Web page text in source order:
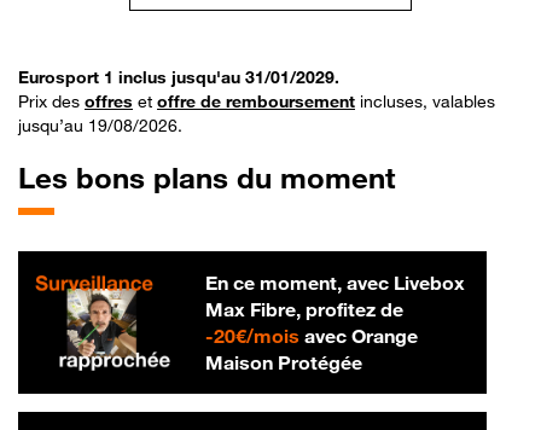
Eurosport 1 inclus jusqu'au 31/01/2029.
Prix des offres et offre de remboursement incluses, valables
jusqu’au 19/08/2026.
Les bons plans du moment
En ce moment, avec Livebox
Max Fibre, profitez de
-20€/mois20 € par mois
avec Orange
Maison Protégée